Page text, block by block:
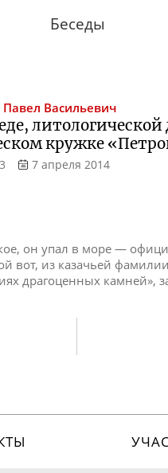
Беседы
Павел Васильевич
кружке
7 апреля 2014
он упал в море —
вот, из казачьей
драгоценных камней»,